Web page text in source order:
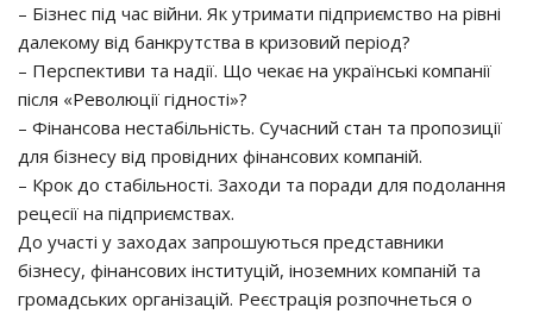
– Бізнес під час війни. Як утримати підприємство на рівні
далекому від банкрутства в кризовий період?
– Перспективи та надії. Що чекає на українські компанії
після «Революції гідності»?
– Фінансова нестабільність. Сучасний стан та пропозиції
для бізнесу від провідних фінансових компаній.
– Крок до стабільності. Заходи та поради для подолання
рецесії на підприємствах.
До участі у заходах запрошуються представники
бізнесу, фінансових інституцій, іноземних компаній та
громадських організацій. Реєстрація розпочнеться о